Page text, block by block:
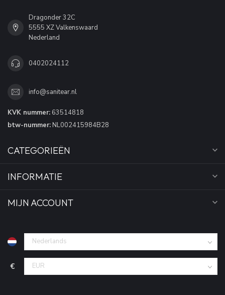
Dragonder 32C
5555 XZ Valkenswaard
Nederland
0402024112
info@sanitear.nl
KVK nummer: 63514818
btw-nummer: NL002415984B28
CATEGORIEËN
INFORMATIE
MIJN ACCOUNT
€